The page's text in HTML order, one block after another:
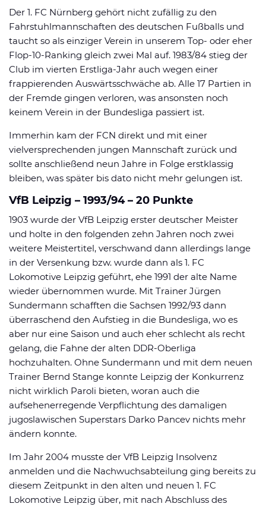
Der 1. FC Nürnberg gehört nicht zufällig zu den
Fahrstuhlmannschaften des deutschen Fußballs und
taucht so als einziger Verein in unserem Top- oder eher
Flop-10-Ranking gleich zwei Mal auf. 1983/84 stieg der
Club im vierten Erstliga-Jahr auch wegen einer
frappierenden Auswärtsschwäche ab. Alle 17 Partien in
der Fremde gingen verloren, was ansonsten noch
keinem Verein in der Bundesliga passiert ist.
Immerhin kam der FCN direkt und mit einer
vielversprechenden jungen Mannschaft zurück und
sollte anschließend neun Jahre in Folge erstklassig
bleiben, was später bis dato nicht mehr gelungen ist.
VfB Leipzig – 1993/94 – 20 Punkte
1903 wurde der VfB Leipzig erster deutscher Meister
und holte in den folgenden zehn Jahren noch zwei
weitere Meistertitel, verschwand dann allerdings lange
in der Versenkung bzw. wurde dann als 1. FC
Lokomotive Leipzig geführt, ehe 1991 der alte Name
wieder übernommen wurde. Mit Trainer Jürgen
Sundermann schafften die Sachsen 1992/93 dann
überraschend den Aufstieg in die Bundesliga, wo es
aber nur eine Saison und auch eher schlecht als recht
gelang, die Fahne der alten DDR-Oberliga
hochzuhalten. Ohne Sundermann und mit dem neuen
Trainer Bernd Stange konnte Leipzig der Konkurrenz
nicht wirklich Paroli bieten, woran auch die
aufsehenerregende Verpflichtung des damaligen
jugoslawischen Superstars Darko Pancev nichts mehr
ändern konnte.
Im Jahr 2004 musste der VfB Leipzig Insolvenz
anmelden und die Nachwuchsabteilung ging bereits zu
diesem Zeitpunkt in den alten und neuen 1. FC
Lokomotive Leipzig über, mit nach Abschluss des